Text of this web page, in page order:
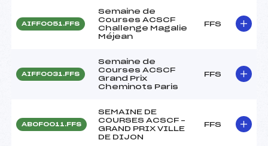
AIFF0051.FFS
Semaine de
Courses ACSCF
Challenge Magalie
Méjean
FFS
AIFF0031.FFS
Semaine de
Courses ACSCF
Grand Prix
Cheminots Paris
FFS
ABOF0011.FFS
SEMAINE DE
COURSES ACSCF –
GRAND PRIX VILLE
DE DIJON
FFS